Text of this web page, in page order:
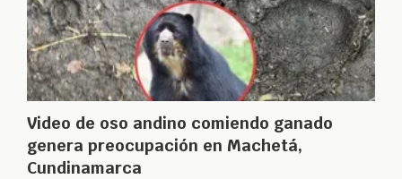
Video de oso andino comiendo ganado
genera preocupación en Machetá,
Cundinamarca